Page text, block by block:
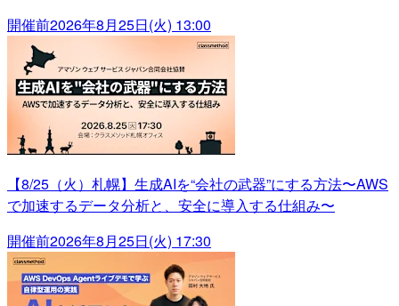
開催前2026年8月25日(火) 13:00
【8/25（火）札幌】生成AIを“会社の武器”にする方法〜AWS
で加速するデータ分析と、安全に導入する仕組み〜
開催前2026年8月25日(火) 17:30